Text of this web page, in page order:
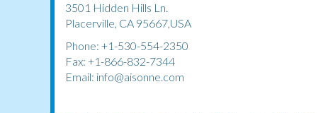
3501 Hidden Hills Ln.
Placerville, CA 95667,USA
Phone: +1-530-554-2350
Fax: +1-866-832-7344
Email: info@aisonne.com